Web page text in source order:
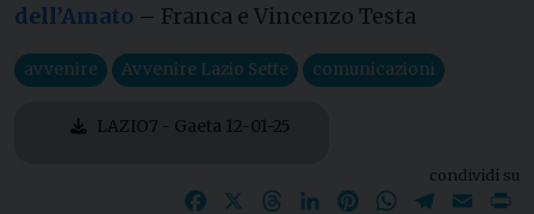
dell’Amato – Franca e Vincenzo Testa
avvenire Avvenire Lazio Sette comunicazioni
LAZIO7 - Gaeta 12-01-25
condividi su
Facebook ThreadsLinkedInPinterestWhatsApp
Telegram
Email